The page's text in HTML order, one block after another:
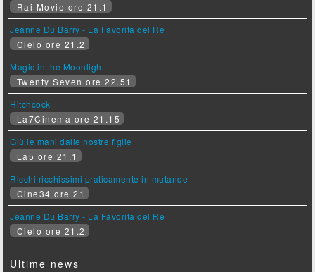
Rai Movie ore 21.1
Jeanne Du Barry - La Favorita del Re
Cielo ore 21.2
Magic in the Moonlight
Twenty Seven ore 22.51
Hitchcock
La7Cinema ore 21.15
Giù le mani dalle nostre figlie
La5 ore 21.1
Ricchi ricchissimi praticamente in mutande
Cine34 ore 21
Jeanne Du Barry - La Favorita del Re
Cielo ore 21.2
Ultime news